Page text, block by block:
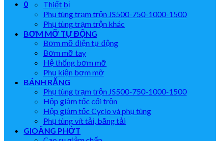
0
Thiết bị
Phụ tùng trạm trộn JS500-750-1000-1500
Phụ tùng trạm trộn khác
BƠM MỠ TỰ ĐỘNG
Bơm mỡ điện tự động
Bơm mỡ tay
Hệ thống bơm mỡ
Phụ kiện bơm mỡ
BÁNH RĂNG
Phụ tùng trạm trộn JS500-750-1000-1500
Hộp giảm tốc cối trộn
Hộp giảm tốc Cyclo và phụ tùng
Phụ tùng vít tải, băng tải
GIOĂNG PHỚT